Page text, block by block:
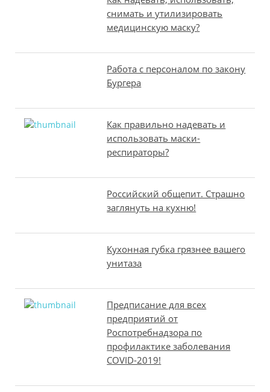
снимать и утилизировать
медицинскую маску?
Работа с персоналом по закону
Бургера
Как правильно надевать и
использовать маски-
респираторы?
Российский общепит. Страшно
заглянуть на кухню!
Кухонная губка грязнее вашего
унитаза
Предписание для всех
предприятий от
Роспотребнадзора по
профилактике заболевания
COVID-2019!